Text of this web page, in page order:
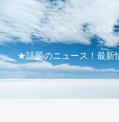
話題になっているニュ
★話題のニュース！最新